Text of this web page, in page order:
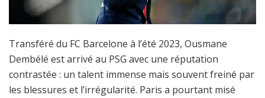
Transféré du FC Barcelone à l’été 2023, Ousmane
Dembélé est arrivé au PSG avec une réputation
contrastée : un talent immense mais souvent freiné par
les blessures et l’irrégularité. Paris a pourtant misé